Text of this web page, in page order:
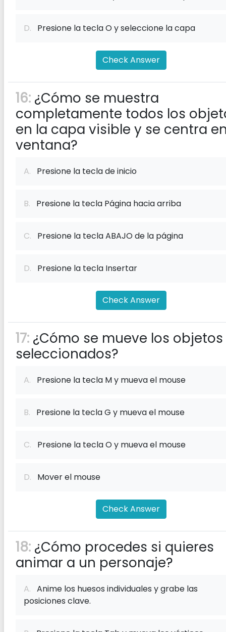
D. Presione la tecla O y seleccione la capa
Check Answer
16: ¿Cómo se muestra
completamente todos los
en la capa visible y se centra
ventana?
A. Presione la tecla de inicio
B. Presione la tecla Página hacia arriba
C. Presione la tecla ABAJO de la página
D. Presione la tecla Insertar
Check Answer
17: ¿Cómo se mueve los objetos
seleccionados?
A. Presione la tecla M y mueva el mouse
B. Presione la tecla G y mueva el mouse
C. Presione la tecla O y mueva el mouse
D. Mover el mouse
Check Answer
18: ¿Cómo procedes si quieres
animar a un personaje?
A. Anime los huesos individuales y grabe las
posiciones clave.